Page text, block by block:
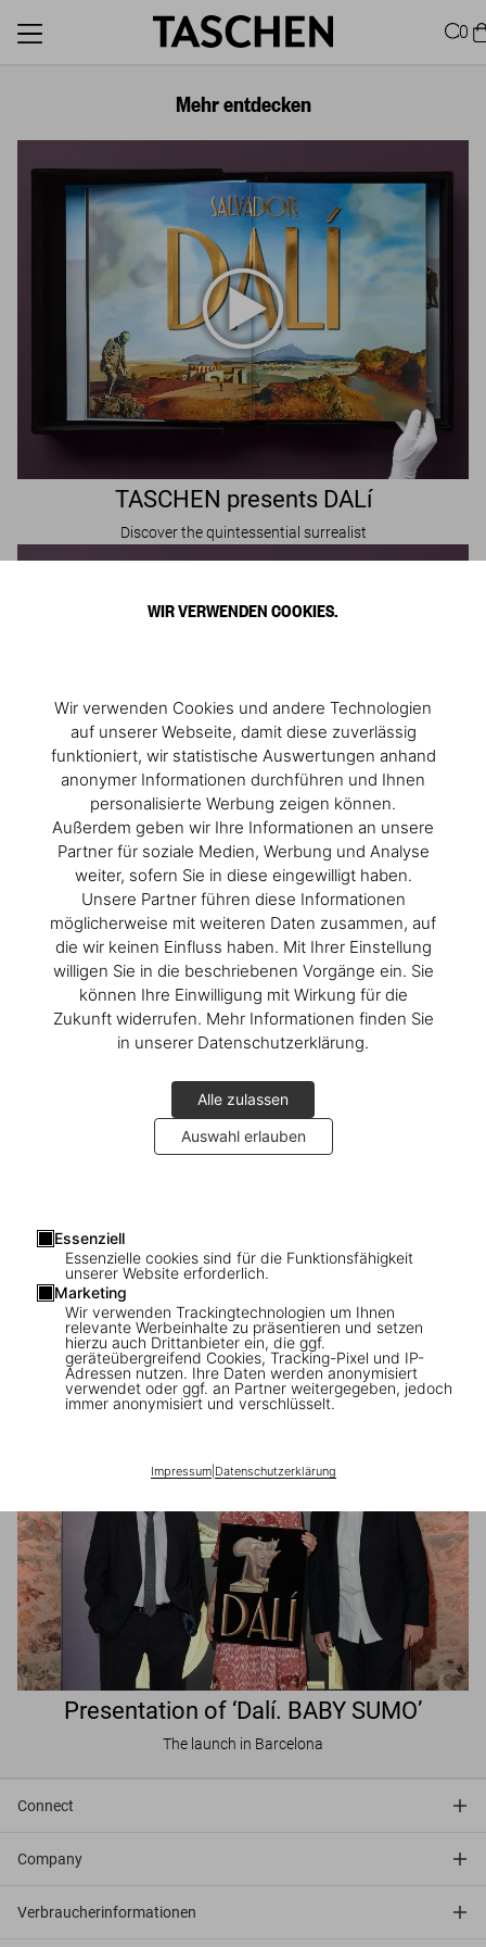
WIR VERWENDEN COOKIES.
Wir verwenden Cookies und andere Technologien
auf unserer Webseite, damit diese zuverlässig
funktioniert, wir statistische Auswertungen anhand
anonymer Informationen durchführen und Ihnen
personalisierte Werbung zeigen können.
Außerdem geben wir Ihre Informationen an unsere
Partner für soziale Medien, Werbung und Analyse
weiter, sofern Sie in diese eingewilligt haben.
Unsere Partner führen diese Informationen
möglicherweise mit weiteren Daten zusammen, auf
die wir keinen Einfluss haben. Mit Ihrer Einstellung
willigen Sie in die beschriebenen Vorgänge ein. Sie
können Ihre Einwilligung mit Wirkung für die
Zukunft widerrufen. Mehr Informationen finden Sie
in unserer Datenschutzerklärung.
Alle zulassen
Auswahl erlauben
Essenziell
Essenzielle cookies sind für die Funktionsfähigkeit
unserer Website erforderlich.
Marketing
Wir verwenden Trackingtechnologien um Ihnen
relevante Werbeinhalte zu präsentieren und setzen
hierzu auch Drittanbieter ein, die ggf.
geräteübergreifend Cookies, Tracking-Pixel und IP-
Adressen nutzen. Ihre Daten werden anonymisiert
verwendet oder ggf. an Partner weitergegeben, jedoch
immer anonymisiert und verschlüsselt.
Impressum| Datenschutzerklärung
0
Mehr entdecken
TASCHEN presents DALí
Discover the quintessential surrealist
The Dalí BABY SUMO
Discover the art and life of Salvador Dalí
The Making of ‘Dalí BABY SUMO’
Take a look at the Limited Edition’s production process
Presentation of ‘Dalí. BABY SUMO’
The launch in Barcelona
Connect
Company
Verbraucherinformationen